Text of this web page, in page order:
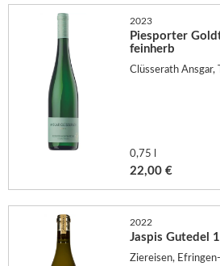
2023
Piesporter
feinherb
Clüsserath Ansgar,
0,75 l
22,00 €
2022
Jaspis Gutedel
Ziereisen,